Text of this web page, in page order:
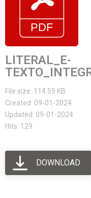
LITERAL_E-
File size: 114.59 KB
Created: 09-01-2024
Updated: 09-01-2024
Hits: 129
DOWNLOAD